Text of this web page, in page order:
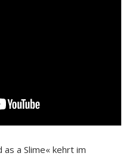
a Slime« kehrt im